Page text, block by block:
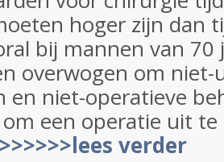
hoger zijn dan
bij mannen van 70
overwogen om
en niet-operatieve
een operatie uit
verder